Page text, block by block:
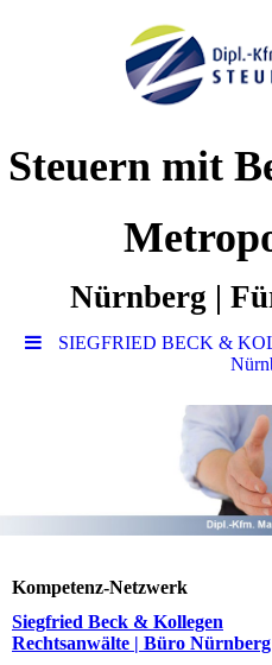
Steuern mit
Nürnberg |
SIEGFRIED BECK &
Kompetenz-Netzwerk
Siegfried Beck & Kollegen
Rechtsanwälte | Büro Nürnberg